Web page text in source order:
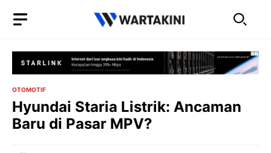
OTOMOTIF
Hyundai Staria Listrik: Ancaman
Baru di Pasar MPV?